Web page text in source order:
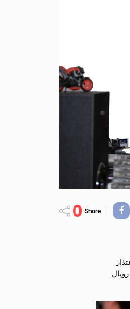
0 Share
اعتذار